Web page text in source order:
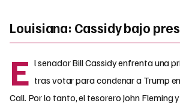
Louisiana: Cassidy bajo
E l senador Bill Cassidy enfrenta una
tras votar para condenar a Trump
Call. Por lo tanto, el tesorero John Fleming